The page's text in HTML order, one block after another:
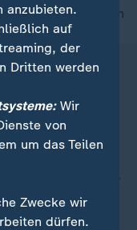
nach oben
anzubieten.
auf
der
Dritten werden
Wir
von
um das Teilen
Zwecke wir
dürfen.